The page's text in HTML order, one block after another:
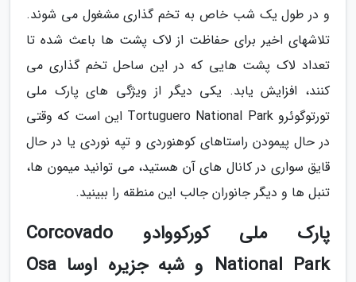
و در طول یک شب خاص به تخم گذاری مشغول می شوند.
تلاشهای اخیر برای حفاظت از لاک پشت ها باعث شده تا
تعداد لاک پشت هایی که در این ساحل تخم گذاری می
کنند، افزایش یابد. یکی دیگر از ویژگی های پارک ملی
تورتوگوئرو Tortuguero National Park این است که وقتی
در حال پیمودن راستاهای کوهنوردی و تپه نوردی یا در حال
قایق سواری در کانال های آن هستید، می توانید میمون ها،
تنبل ها و دیگر جانوران جالب این منطقه را ببینید.
پارک ملی کورکووادو Corcovado
National Park و شبه جزیره اوسا Osa